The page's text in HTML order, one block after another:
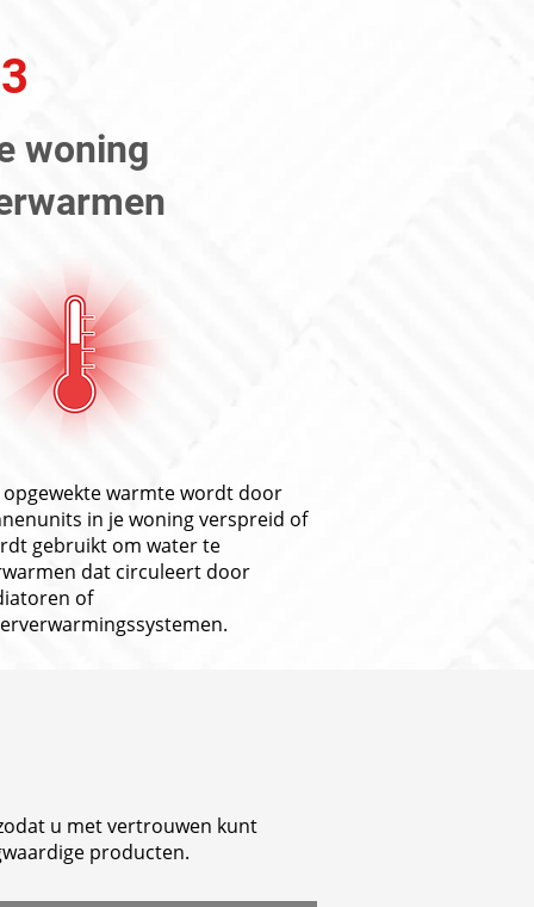
woning
opgewekte warmte wordt door
in je woning verspreid of
gebruikt om water te
dat circuleert door
of
u met vertrouwen kunt
producten.